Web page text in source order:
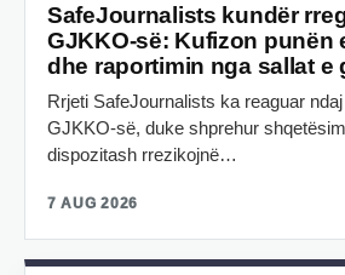
SafeJournalists kundër
GJKKO-së: Kufizon punën
dhe raportimin nga sallat e
Rrjeti SafeJournalists ka reaguar
GJKKO-së, duke shprehur
dispozitash rrezikojnë…
7 AUG 2026